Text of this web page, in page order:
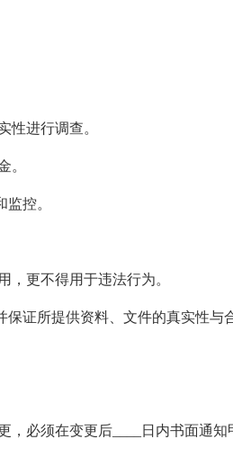
性进行调查。
。
控。
，更不得用于违法行为。
证所提供资料、文件的真实性与
，必须在变更后____日内书面通知